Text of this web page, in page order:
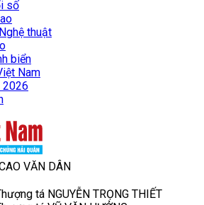
số
thuật
biển
Nam
2026
VĂN DÂN
tá NGUYỄN TRỌNG THIẾT